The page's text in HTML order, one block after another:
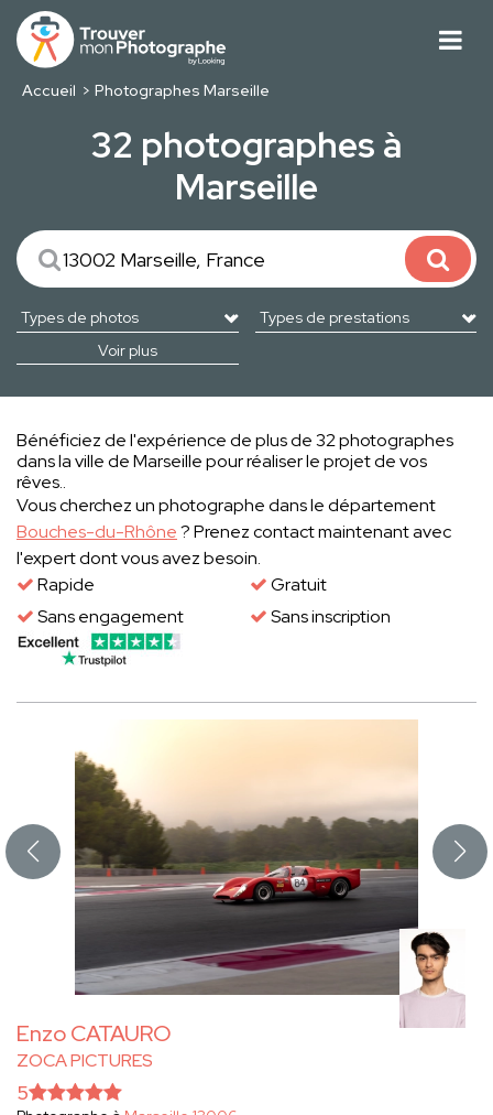
Accueil Photographes Marseille
32 photographes à
Marseille
Voir plus
Bénéficiez de l'expérience de plus de 32 photographes
dans la ville de Marseille pour réaliser le projet de vos
rêves..
Vous cherchez un photographe dans le département
Bouches-du-Rhône? Prenez contact maintenant avec
l'expert dont vous avez besoin.
Rapide
Gratuit
Sans engagement
Sans inscription
Enzo CATAURO
ZOCA PICTURES
5